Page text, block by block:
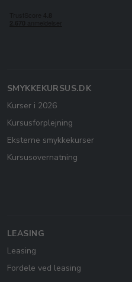
SMYKKEKURSUS.DK
Kurser i 2026
Kursusforplejning
Eksterne smykkekurser
Kursusovernatning
LEASING
Leasing
Fordele ved leasing